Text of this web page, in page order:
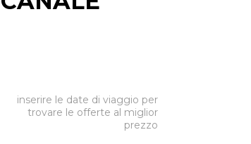
inserire le date di viaggio per
trovare le offerte al miglior
prezzo